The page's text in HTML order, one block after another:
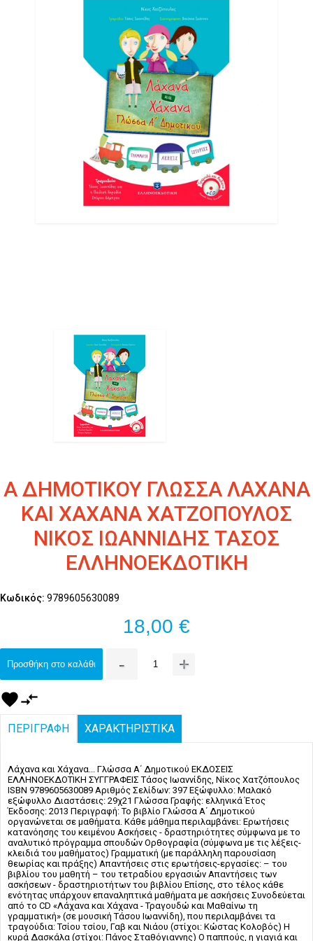
Α ΔΗΜΟΤΙΚΟΥ ΓΛΩΣΣΑ ΛΑΧΑΝΑ
ΚΑΙ ΧΑΧΑΝΑ ΧΑΤΖΟΠΟΥΛΟΣ
ΝΙΚΟΣ ΙΩΑΝΝΙΔΗΣ ΤΑΣΟΣ
ΕΛΛΗΝΟΕΚΔΟΤΙΚΗ
Κωδικός: 9789605630089
18,00 €
Προσθήκη στο καλάθι - +
favoritecompare_arrows
ΠΕΡΙΓΡΑΦΗ ΧΑΡΑΚΤΗΡΙΣΤΙΚΑ
Λάχανα και Χάχανα... Γλώσσα Α΄ Δημοτικού ΕΚΔΟΣΕΙΣ
ΕΛΛΗΝΟΕΚΔΟΤΙΚΗ ΣΥΓΓΡΑΦΕΙΣ Τάσος Ιωαννίδης, Νίκος Χατζόπουλος
ISBN 9789605630089 Αριθμός Σελίδων: 397 Εξώφυλλο: Μαλακό
εξώφυλλο Διαστάσεις: 29χ21 Γλώσσα Γραφής: ελληνικά Έτος
Έκδοσης: 2013 Περιγραφή: Το βιβλίο Γλώσσα Α΄ Δημοτικού
οργανώνεται σε μαθήματα. Κάθε μάθημα περιλαμβάνει: Ερωτήσεις
κατανόησης του κειμένου Ασκήσεις - δραστηριότητες σύμφωνα με το
αναλυτικό πρόγραμμα σπουδών Ορθογραφία (σύμφωνα με τις λέξεις-
κλειδιά του μαθήματος) Γραμματική (με παράλληλη παρουσίαση
θεωρίας και πράξης) Απαντήσεις στις ερωτήσεις-εργασίες: – του
βιβλίου του μαθητή – του τετραδίου εργασιών Απαντήσεις των
ασκήσεων - δραστηριοτήτων του βιβλίου Επίσης, στο τέλος κάθε
ενότητας υπάρχουν επαναληπτικά μαθήματα με ασκήσεις Συνοδεύεται
από το CD «Λάχανα και Χάχανα - Τραγουδώ και Μαθαίνω τη
γραμματική» (σε μουσική Τάσου Ιωαννίδη), που περιλαμβάνει τα
τραγούδια: Τσίου τσίου, Γαβ και Νιάου (στίχοι: Κώστας Κολοβός) Η
κυρά Δασκάλα (στίχοι: Πάνος Σταθόγιαννης) Ο παππούς, η γιαγιά και